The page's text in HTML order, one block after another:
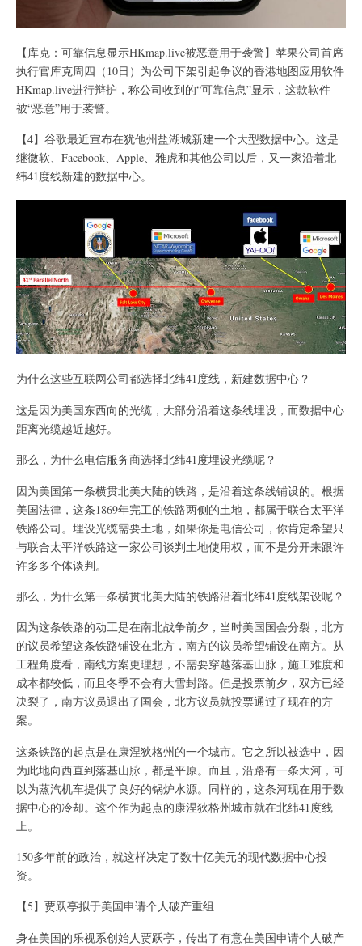
【库克：可靠信息显示HKmap.live被恶意用于袭警】苹果公司首席
执行官库克周四（10日）为公司下架引起争议的香港地图应用软件
HKmap.live进行辩护，称公司收到的“可靠信息”显示，这款软件
被“恶意”用于袭警。
【4】谷歌最近宣布在犹他州盐湖城新建一个大型数据中心。这是
继微软、Facebook、Apple、雅虎和其他公司以后，又一家沿着北
纬41度线新建的数据中心。
为什么这些互联网公司都选择北纬41度线，新建数据中心？
这是因为美国东西向的光缆，大部分沿着这条线埋设，而数据中心
距离光缆越近越好。
那么，为什么电信服务商选择北纬41度埋设光缆呢？
因为美国第一条横贯北美大陆的铁路，是沿着这条线铺设的。根据
美国法律，这条1869年完工的铁路两侧的土地，都属于联合太平洋
铁路公司。埋设光缆需要土地，如果你是电信公司，你肯定希望只
与联合太平洋铁路这一家公司谈判土地使用权，而不是分开来跟许
许多多个体谈判。
那么，为什么第一条横贯北美大陆的铁路沿着北纬41度线架设呢？
因为这条铁路的动工是在南北战争前夕，当时美国国会分裂，北方
的议员希望这条铁路铺设在北方，南方的议员希望铺设在南方。从
工程角度看，南线方案更理想，不需要穿越落基山脉，施工难度和
成本都较低，而且冬季不会有大雪封路。但是投票前夕，双方已经
决裂了，南方议员退出了国会，北方议员就投票通过了现在的方
案。
这条铁路的起点是在康涅狄格州的一个城市。它之所以被选中，因
为此地向西直到落基山脉，都是平原。而且，沿路有一条大河，可
以为蒸汽机车提供了良好的锅炉水源。同样的，这条河现在用于数
据中心的冷却。这个作为起点的康涅狄格州城市就在北纬41度线
上。
150多年前的政治，就这样决定了数十亿美元的现代数据中心投
资。
【5】贾跃亭拟于美国申请个人破产重组
身在美国的乐视系创始人贾跃亭，传出了有意在美国申请个人破产